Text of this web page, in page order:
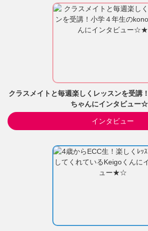
クラスメイトと毎週楽しくレッスンを受講
ちゃんにインタビュー
インタビュー